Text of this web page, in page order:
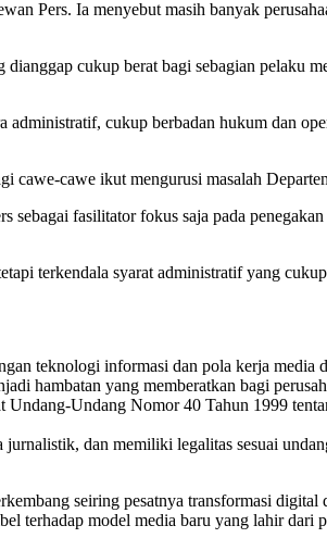
Pers. Ia menyebut masih banyak
cukup berat bagi sebagian pelaku
cukup berbadan hukum dan
cawe ikut mengurusi masalah
fasilitator fokus saja pada
terkendala syarat administratif yang
teknologi informasi dan pola kerja media
hambatan yang memberatkan bagi
Undang-Undang Nomor 40 Tahun 1999
dan memiliki legalitas sesuai
seiring pesatnya transformasi
terhadap model media baru yang lahir dari